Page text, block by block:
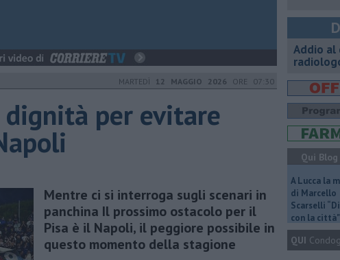
MARTEDÌ 12 MAGGIO 2026 ORE 07:30
dignità per evitare
Mentre ci si interroga sugli scenari in
panchina Il prossimo ostacolo per il
Pisa è il Napoli, il peggiore possibile in
questo momento della stagione
Addio al
Qui Blog
A Lucca la
di Marcello
Scarselli
con la città"
QUI